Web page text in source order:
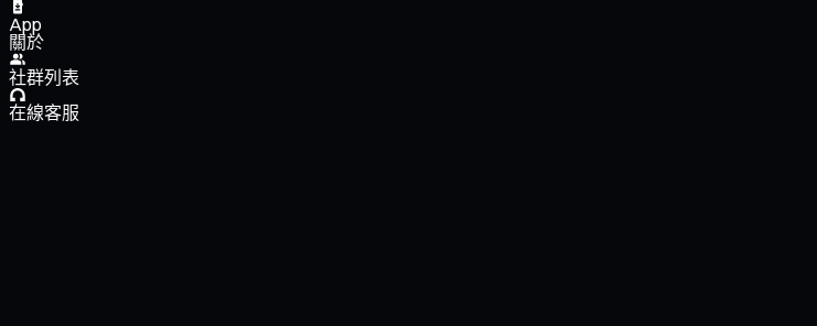
App
關於
社群列表
在線客服